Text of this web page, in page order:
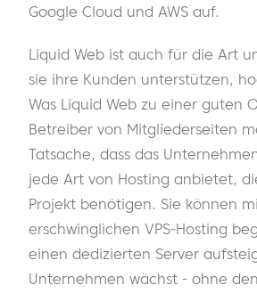
Google Cloud und AWS auf.
Liquid Web ist auch für die Art
sie ihre Kunden unterstützen,
Was Liquid Web zu einer guten
Betreiber von Mitgliederseiten
Tatsache, dass das
jede Art von Hosting anbietet,
Projekt benötigen. Sie können
erschwinglichen VPS-Hosting
einen dedizierten Server
Unternehmen wächst - ohne